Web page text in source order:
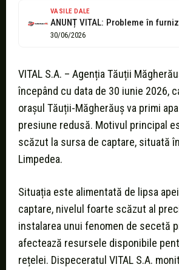
VASILE DALE
30/06/2026
VITAL S.A. – Agenția Tăuții
începând cu data de 30 iunie 2026,
orașul Tăuții-Măgherăuș va primi
presiune redusă. Motivul principal
scăzut la sursa de captare, situată
Limpedea.
Situația este alimentată de lipsa
captare, nivelul foarte scăzut al
instalarea unui fenomen de secetă
afectează resursele disponibile
rețelei. Dispeceratul VITAL S.A.